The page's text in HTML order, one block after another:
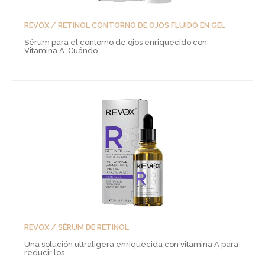
REVOX / RETINOL CONTORNO DE OJOS FLUIDO EN GEL
Sérum para el contorno de ojos enriquecido con
Vitamina A. Cuándo...
REVOX / SÉRUM DE RETINOL
Una solución ultraligera enriquecida con vitamina A para
reducir los...